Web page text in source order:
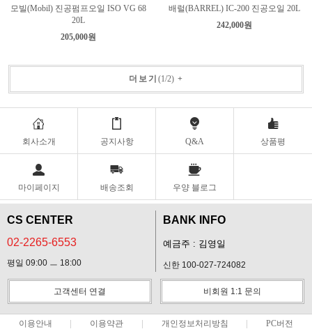
모빌(Mobil) 진공펌프오일 ISO VG 68
20L
205,000원
배럴(BARREL) IC-200 진공오일 20L
242,000원
더보기 (1/2)+
회사소개 공지사항 Q&A 상품평
마이페이지 배송조회 우양 블로그
CS CENTER
02-2265-6553
평일 09:00 ㅡ 18:00
BANK INFO
예금주 : 김영일
신한 100-027-724082
고객센터 연결 비회원 1:1 문의
이용안내 이용약관 개인정보처리방침 PC버전